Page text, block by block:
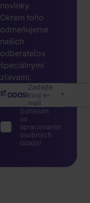
novinky.
Okrem toho
odmeňujeme
našich
odberateľov
špeciálnymi
zľavami.
Zadajte
svoj e-
mail
ODOSLAŤ
Súhlasím
so
spracovaním
osobných
údajov